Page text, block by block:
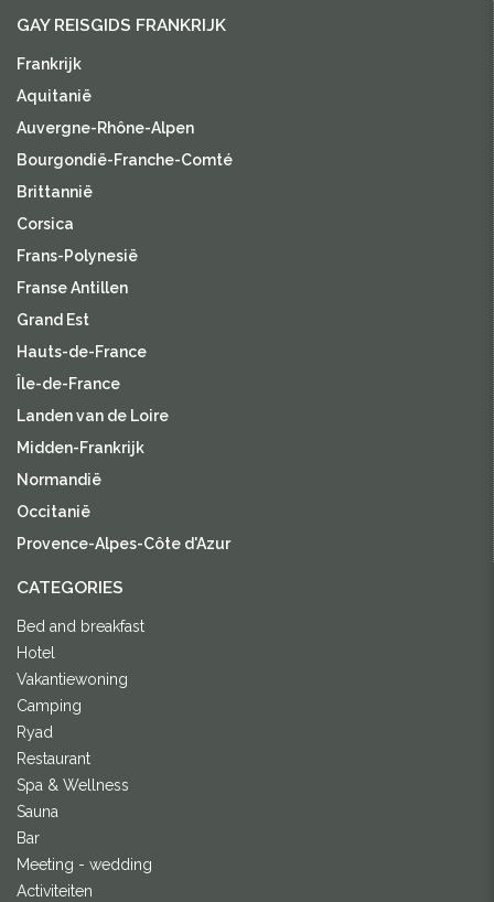
GAY REISGIDS FRANKRIJK
Frankrijk
Aquitanië
Auvergne-Rhône-Alpen
Bourgondië-Franche-Comté
Brittannië
Corsica
Frans-Polynesië
Franse Antillen
Grand Est
Hauts-de-France
Île-de-France
Landen van de Loire
Midden-Frankrijk
Normandië
Occitanië
Provence-Alpes-Côte d'Azur
CATEGORIES
Bed and breakfast
Hotel
Vakantiewoning
Camping
Ryad
Restaurant
Spa & Wellness
Sauna
Bar
Meeting - wedding
Activiteiten